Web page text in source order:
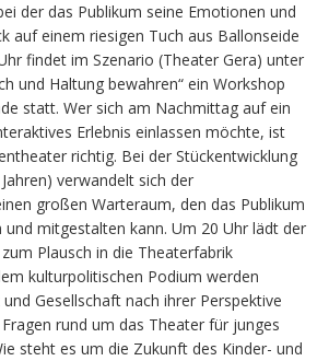
der das Publikum seine Emotionen und
auf einem riesigen Tuch aus Ballonseide
findet im Szenario (Theater Gera) unter
und Haltung bewahren“ ein Workshop
statt. Wer sich am Nachmittag auf ein
Erlebnis einlassen möchte, ist
richtig. Bei der Stückentwicklung
verwandelt sich der
großen Warteraum, den das Publikum
mitgestalten kann. Um 20 Uhr lädt der
Plausch in die Theaterfabrik
kulturpolitischen Podium werden
Gesellschaft nach ihrer Perspektive
rund um das Theater für junges
steht es um die Zukunft des Kinder- und